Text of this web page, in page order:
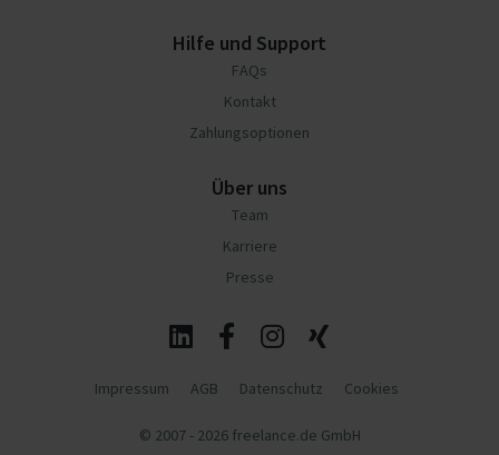
Hilfe und Support
FAQs
Kontakt
Zahlungsoptionen
Über uns
Team
Karriere
Presse
Impressum AGB Datenschutz Cookies
© 2007 - 2026 freelance.de GmbH